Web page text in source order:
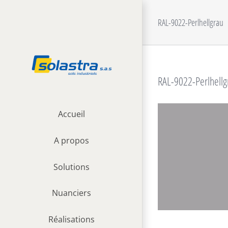
Accueil
A propos
Solutions
Nuanciers
Réalisations
RAL-9022-Perlhellgrau
RAL-9022-